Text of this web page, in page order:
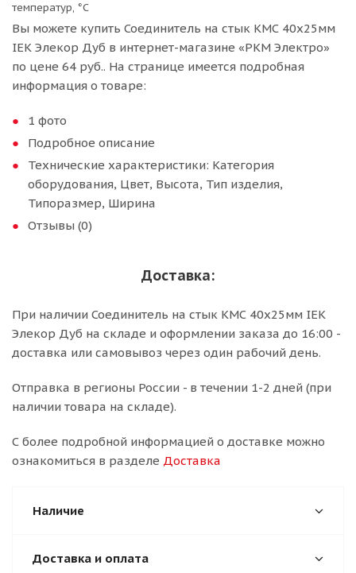
температур, °С
Вы можете купить Соединитель на стык КМС 40х25мм
IEK Элекор Дуб в интернет-магазине «РКМ Электро»
по цене 64 руб.. На странице имеется подробная
информация о товаре:
1 фото
Подробное описание
Технические характеристики: Категория
оборудования, Цвет, Высота, Тип изделия,
Типоразмер, Ширина
Отзывы (0)
Доставка:
При наличии Соединитель на стык КМС 40х25мм IEK
Элекор Дуб на складе и оформлении заказа до 16:00 -
доставка или самовывоз через один рабочий день.
Отправка в регионы России - в течении 1-2 дней (при
наличии товара на складе).
С более подробной информацией о доставке можно
ознакомиться в разделе Доставка
Наличие
Доставка и оплата